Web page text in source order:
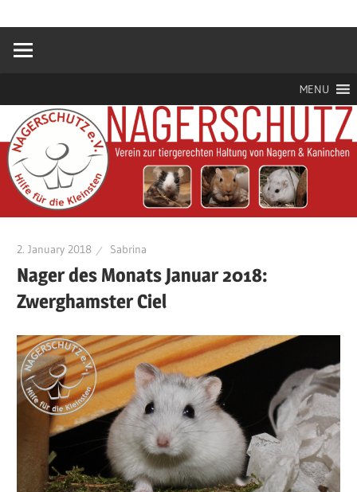
springen
Nagerschutz
für
MENU
2. January 2018 Sabrina
Nager des Monats Januar 2018:
Zwerghamster Ciel